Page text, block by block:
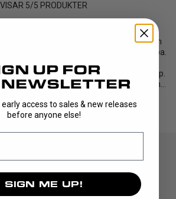
VISAR 5/5 PRODUKTER
sortiment av olika knoppar för spelare som
UNIHOC-känslan på sin innebandyklubba.
tjocklekar eller vår ovala lättviktsknopp.
med den optimala knoppen som
Läs mer
access to sales & new releases
before anyone else!
SIGN ME UP!